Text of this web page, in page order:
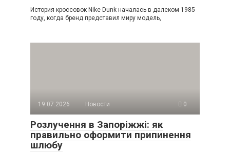
История кроссовок Nike Dunk началась в далеком 1985
году, когда бренд представил миру модель,
19.07.2026 Новости 0
Розлучення в Запоріжжі: як
правильно оформити припинення
шлюбу